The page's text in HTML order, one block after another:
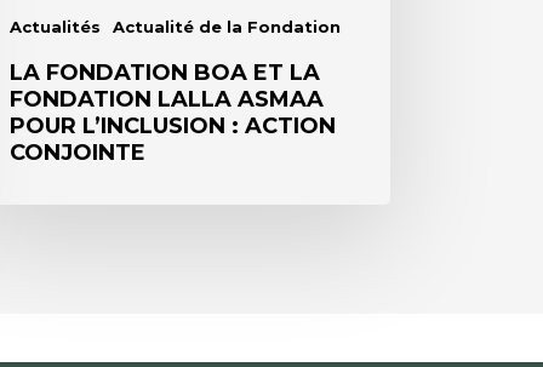
Actualités Actualité de la Fondation
LA FONDATION BOA ET LA
FONDATION LALLA ASMAA
POUR L’INCLUSION : ACTION
CONJOINTE